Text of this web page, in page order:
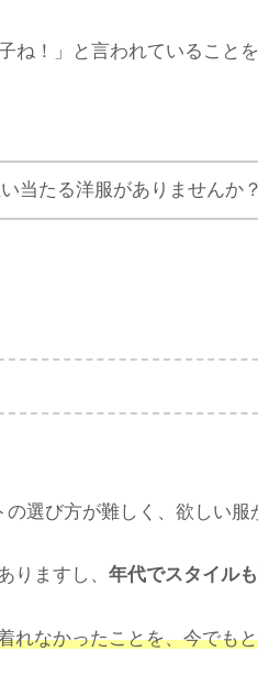
ね！」と言われていること
当たる洋服がありませんか？
選び方が難しく、欲しい服
りますし、 年代でスタイル
れなかったことを、今でも